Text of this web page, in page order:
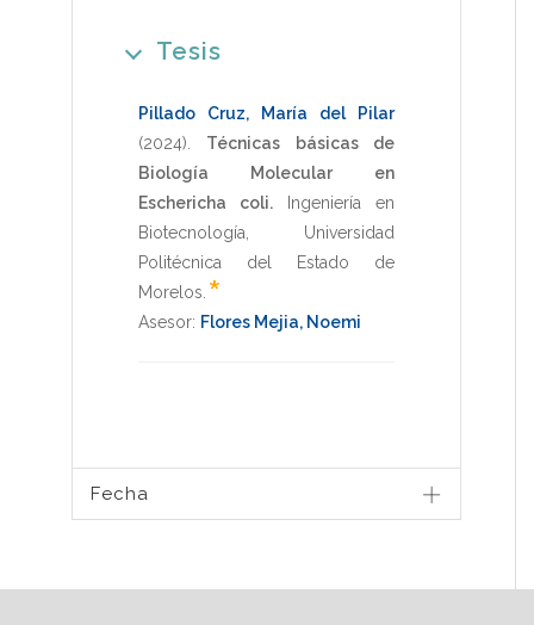
Tesis
Pillado Cruz, María del Pilar
(2024)
Técnicas básicas de
Biología Molecular en
Eschericha coli.
Ingeniería en
Biotecnología
Universidad
Politécnica del Estado de
Morelos *
Asesor: Flores Mejia, Noemi
Fecha